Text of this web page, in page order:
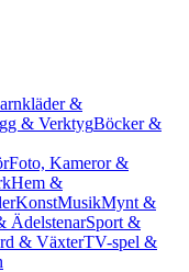
&
& VerktygBöcker &
Foto, Kameror &
Hem &
KonstMusikMynt &
ÄdelstenarSport &
& VäxterTV-spel &